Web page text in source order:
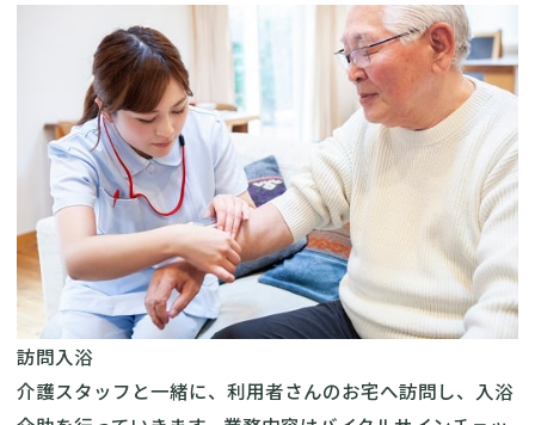
訪問入浴
介護スタッフと一緒に、利用者さんのお宅へ訪問し、入浴